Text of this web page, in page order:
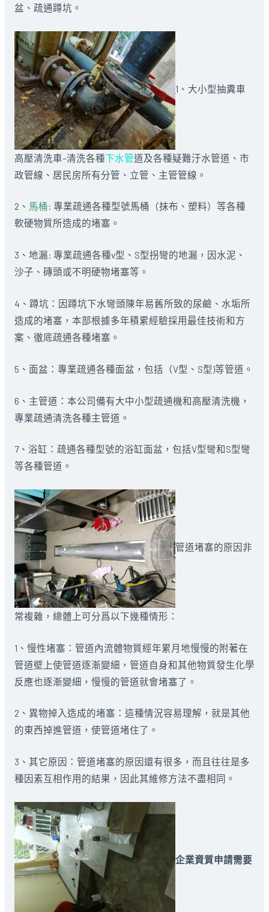
盆、疏通蹲坑。
1、大小型抽糞車
高壓清洗車–清洗各種下水管道及各種疑難汙水管道、市
政管線、居民房所有分管、立管、主管管線。
2、 馬桶: 專業疏通各種型號馬桶（抹布、塑料）等各種
軟硬物質所造成的堵塞。
3、地漏: 專業疏通各種v型、S型拐彎的地漏，因水泥、
沙子、磚頭或不明硬物堵塞等。
4、蹲坑：因蹲坑下水彎頭陳年易舊所致的尿鹼、水垢所
造成的堵塞，本部根據多年積累經驗採用最佳技術和方
案、徹底疏通各種堵塞。
5、面盆：專業疏通各種面盆，包括（V型、S型)等管道。
6、主管道：本公司備有大中小型疏通機和高壓清洗機，
專業疏通清洗各種主管道。
7、浴缸：疏通各種型號的浴缸面盆，包括V型彎和S型彎
等各種管道。
管道堵塞的原因非
常複雜，總體上可分爲以下幾種情形：
1、慢性堵塞：管道內流體物質經年累月地慢慢的附著在
管道壁上使管道逐漸變細，管道自身和其他物質發生化學
反應也逐漸變細，慢慢的管道就會堵塞了。
2、異物掉入造成的堵塞：這種情況容易理解，就是其他
的東西掉進管道，使管道堵住了。
3、其它原因：管道堵塞的原因還有很多，而且往往是多
種因素互相作用的結果，因此其維修方法不盡相同。
企業資質申請需要